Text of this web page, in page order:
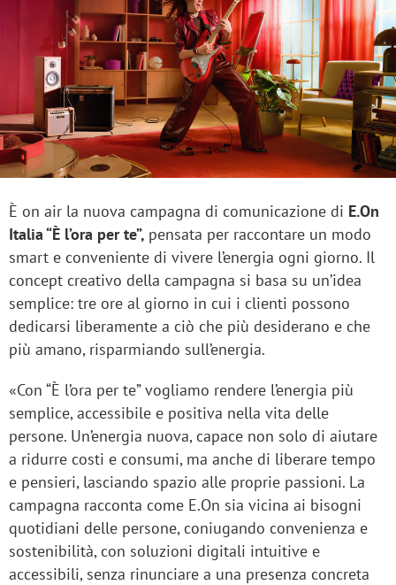
È on air la nuova campagna di comunicazione di E.On
Italia “È l’ora per te”, pensata per raccontare un modo
smart e conveniente di vivere l’energia ogni giorno. Il
concept creativo della campagna si basa su un’idea
semplice: tre ore al giorno in cui i clienti possono
dedicarsi liberamente a ciò che più desiderano e che
più amano, risparmiando sull’energia.
«Con “È l’ora per te” vogliamo rendere l’energia più
semplice, accessibile e positiva nella vita delle
persone. Un’energia nuova, capace non solo di aiutare
a ridurre costi e consumi, ma anche di liberare tempo
e pensieri, lasciando spazio alle proprie passioni. La
campagna racconta come E.On sia vicina ai bisogni
quotidiani delle persone, coniugando convenienza e
sostenibilità, con soluzioni digitali intuitive e
accessibili, senza rinunciare a una presenza concreta